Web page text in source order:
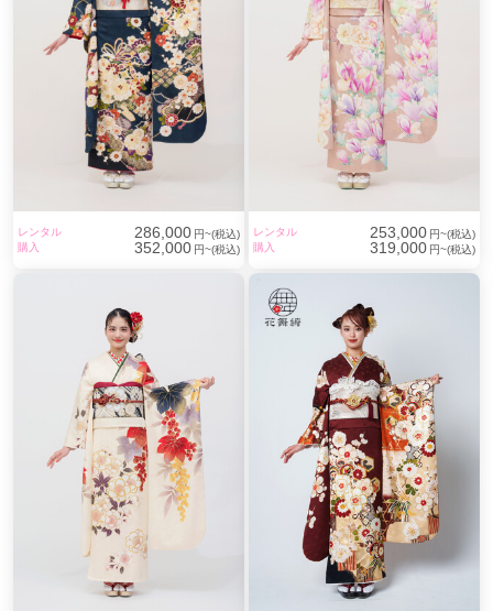
レンタル 286,000 円~(税込)
購入
352,000 円~(税込)
レンタル 253,000 円~(税込)
購入
319,000 円~(税込)